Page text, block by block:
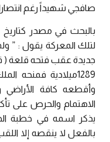
صافجي شهيداً رغم
بالبحث في مصدر كتاريخ
لتلك المعركة يقول : ”
1289ميلادية
وأقطعه كافة الأراضي
الاهتمام والحرص على
يذكر اسمه في خطبة
بالفعل لا ينقصه إلا